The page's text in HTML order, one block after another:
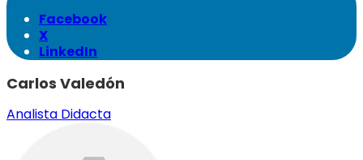
Facebook
X
LinkedIn
Carlos Valedón
Analista Didacta